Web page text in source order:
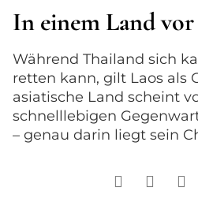
In einem Land
Während Thailand sich
retten kann, gilt Laos als
asiatische Land scheint
schnelllebigen
– genau darin liegt sein